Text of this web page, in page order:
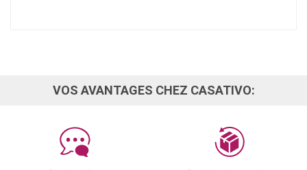
VOS AVANTAGES CHEZ CASATIVO: